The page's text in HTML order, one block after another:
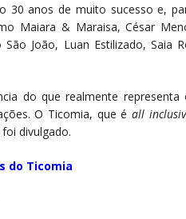
30 anos de muito sucesso e,
Maiara & Maraisa, César
João, Luan Estilizado, Saia
do que realmente
O Ticomia, que éall
divulgado.
do Ticomia